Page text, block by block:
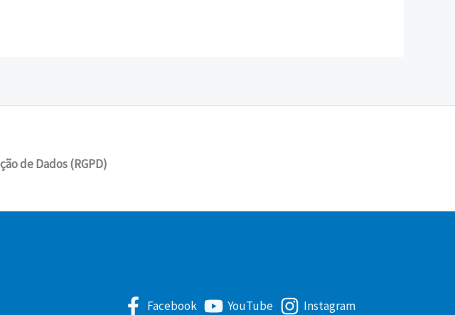
de Dados (RGPD)
Facebook YouTube Instagram